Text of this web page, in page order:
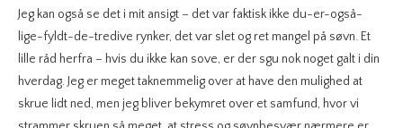
Jeg kan også se det i mit ansigt – det var faktisk ikke du-er-også-
lige-fyldt-de-tredive rynker, det var slet og ret mangel på søvn. Et
lille råd herfra – hvis du ikke kan sove, er der sgu nok noget galt i din
hverdag. Jeg er meget taknemmelig over at have den mulighed at
skrue lidt ned, men jeg bliver bekymret over et samfund, hvor vi